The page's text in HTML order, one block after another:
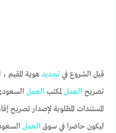
قبل الشروع فيتجديد هوية المقيم
تصريح العمل لمكتب العمل
المستندات المطلوبة لإصدار تصريح
ليكون حاضرا في سوق العمل